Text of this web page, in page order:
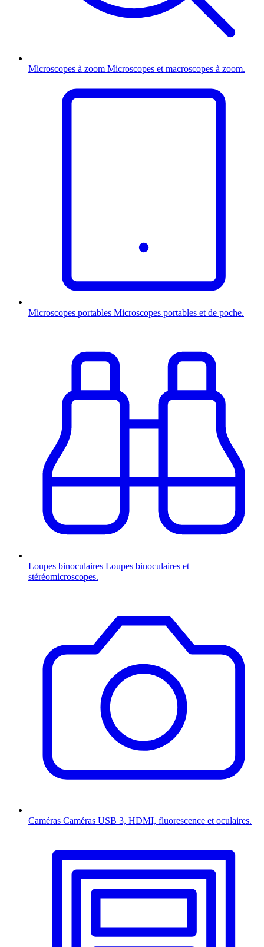
Microscopes à zoom Microscopes et macroscopes à zoom.
Microscopes portables Microscopes portables et de poche.
Loupes binoculaires Loupes binoculaires et
stéréomicroscopes.
Caméras Caméras USB 3, HDMI, fluorescence et oculaires.